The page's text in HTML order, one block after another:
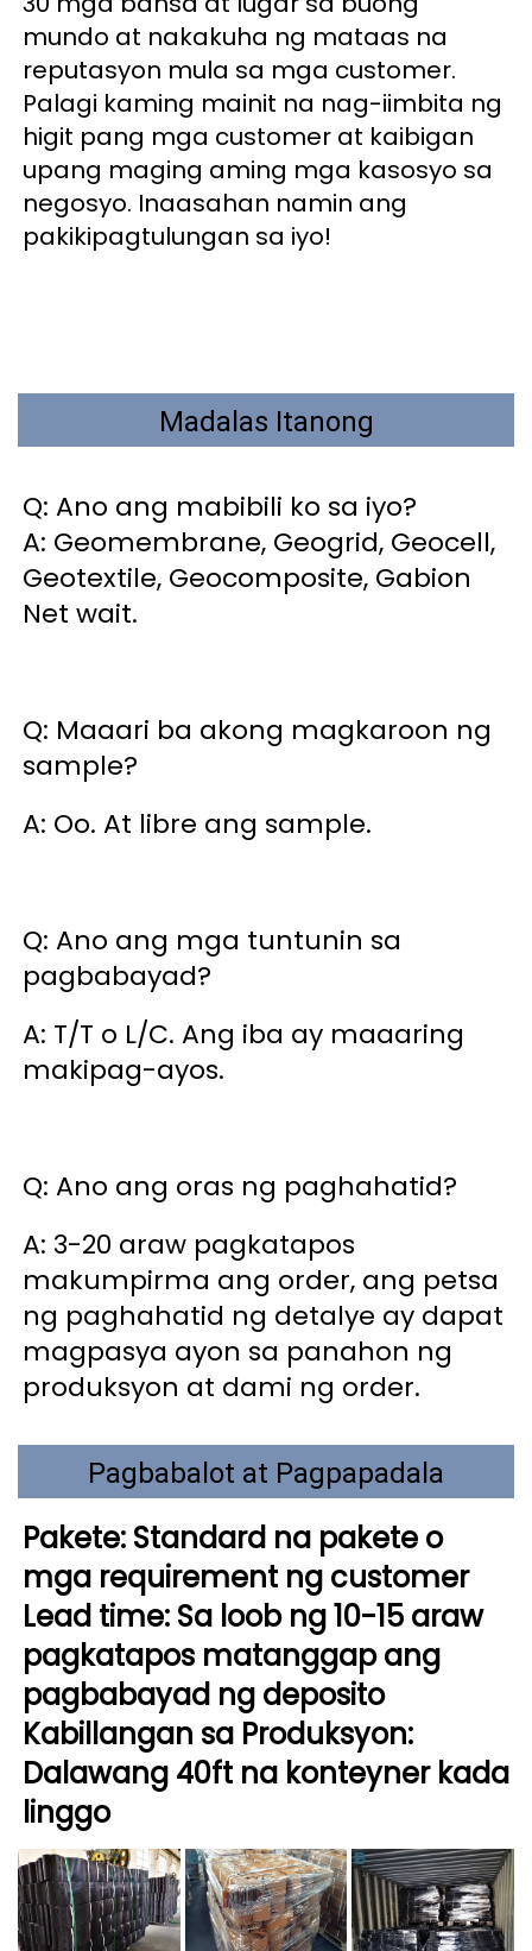
mundo at nakakuha ng mataas na
reputasyon mula sa mga customer.
Palagi kaming mainit na nag-iimbita ng
higit pang mga customer at kaibigan
upang maging aming mga kasosyo sa
negosyo. Inaasahan namin ang
pakikipagtulungan sa iyo!
Madalas Itanong
Q: Ano ang mabibili ko sa iyo?
A: Geomembrane, Geogrid, Geocell,
Geotextile, Geocomposite, Gabion
Net wait.
Q: Maaari ba akong magkaroon ng
sample?
A: Oo. At libre ang sample.
Q: Ano ang mga tuntunin sa
pagbabayad?
A: T/T o L/C. Ang iba ay maaaring
makipag-ayos.
Q: Ano ang oras ng paghahatid?
A: 3-20 araw pagkatapos
makumpirma ang order, ang petsa
ng paghahatid ng detalye ay dapat
magpasya ayon sa panahon ng
produksyon at dami ng order.
Pagbabalot at Pagpapadala
Pakete: Standard na pakete o
mga requirement ng customer
Lead time: Sa loob ng 10-15 araw
pagkatapos matanggap ang
pagbabayad ng deposito
Kabillangan sa Produksyon:
Dalawang 40ft na konteyner kada
linggo